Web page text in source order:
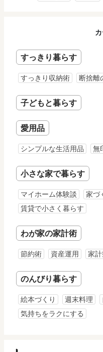
すっきり暮らす
すっきり収納術 断捨離
子どもと暮らす
愛用品
シンプルな生活用品 無
小さな家で暮らす
マイホーム体験談
家づ
賃貸で小さく暮らす
わが家の家計術
節約術 資産運用 家
のんびり暮らす
絵本づくり 週末料理
気持ちをラクにする